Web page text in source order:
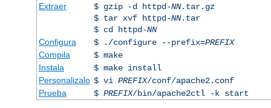
Extraer
$ gzip -d httpd-NN.tar.gz
$ tar xvf httpd-NN.tar
$ cd httpd-NN
Configura
$ ./configure --prefix=PREFIX
Compila
$ make
Instala
$ make install
Personalizalo $ vi PREFIX/conf/apache2.conf
Prueba
$ PREFIX/bin/apache2ctl -k start